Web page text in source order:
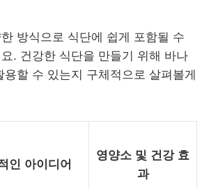
방식으로 식단에 쉽게 포함될 수
. 건강한 식단을 만들기 위해 바나
용할 수 있는지 구체적으로 살펴볼게
인 아이디어
영양소 및 건강 효
과